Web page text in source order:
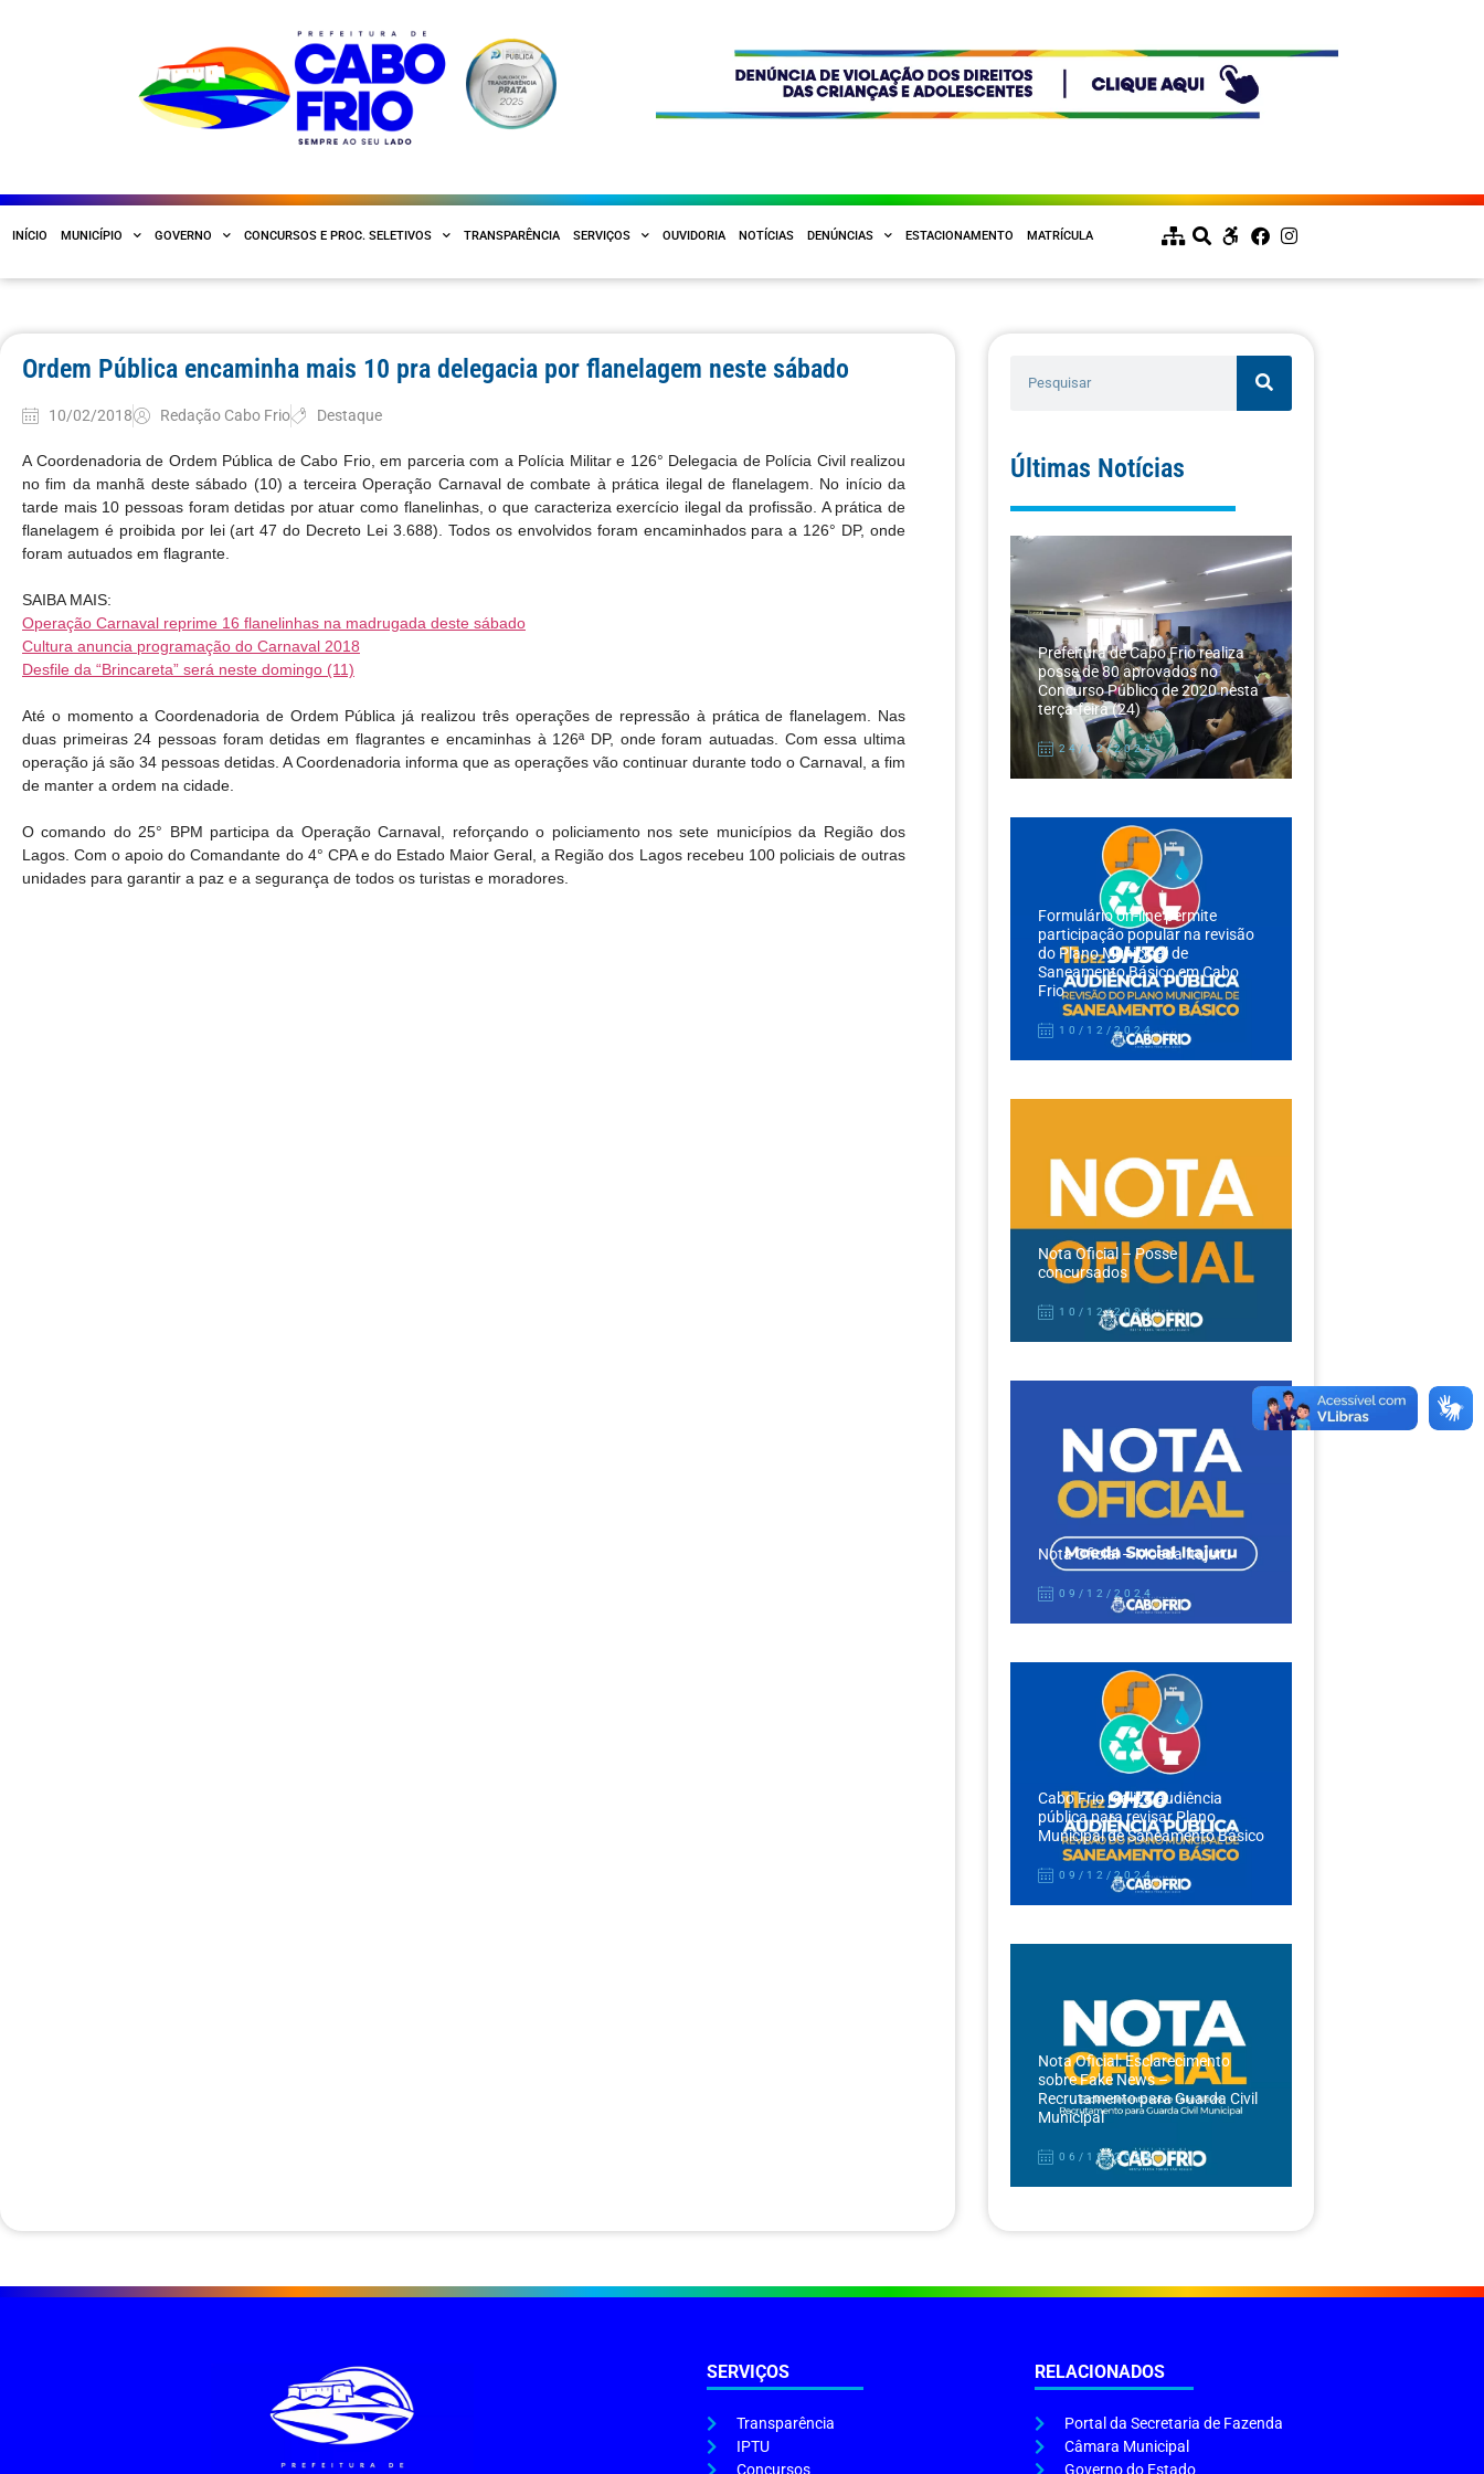
INÍCIO MUNICÍPIO GOVERNO CONCURSOS E PROC. SELETIVOS TRANSPARÊNCIA SERVIÇOS OUVIDORIA NOTÍCIAS DENÚNCIAS ESTACIONAMENTO MATRÍCULA
Ordem Pública encaminha mais 10 pra delegacia por flanelagem neste sábado
10/02/2018 Redação Cabo Frio Destaque
A Coordenadoria de Ordem Pública de Cabo Frio, em parceria com a Polícia Militar e 126° Delegacia de Polícia Civil realizou
no fim da manhã deste sábado (10) a terceira Operação Carnaval de combate à prática ilegal de flanelagem. No início da
tarde mais 10 pessoas foram detidas por atuar como flanelinhas, o que caracteriza exercício ilegal da profissão. A prática de
flanelagem é proibida por lei (art 47 do Decreto Lei 3.688). Todos os envolvidos foram encaminhados para a 126° DP, onde
foram autuados em flagrante.
SAIBA MAIS:
Operação Carnaval reprime 16 flanelinhas na madrugada deste sábado
Cultura anuncia programação do Carnaval 2018
Desfile da “Brincareta” será neste domingo (11)
Até o momento a Coordenadoria de Ordem Pública já realizou três operações de repressão à prática de flanelagem. Nas
duas primeiras 24 pessoas foram detidas em flagrantes e encaminhas à 126ª DP, onde foram autuadas. Com essa ultima
operação já são 34 pessoas detidas. A Coordenadoria informa que as operações vão continuar durante todo o Carnaval, a fim
de manter a ordem na cidade.
O comando do 25° BPM participa da Operação Carnaval, reforçando o policiamento nos sete municípios da Região dos
Lagos. Com o apoio do Comandante do 4° CPA e do Estado Maior Geral, a Região dos Lagos recebeu 100 policiais de outras
unidades para garantir a paz e a segurança de todos os turistas e moradores.
Últimas Notícias
Prefeitura de Cabo Frio realiza
posse de 80 aprovados no
Concurso Público de 2020 nesta
terça-feira (24)
24/12/2024
Formulário on-line permite
participação popular na revisão
do Plano Municipal de
Saneamento Básico em Cabo
Frio
10/12/2024
Nota Oficial – Posse
concursados
10/12/2024
Nota Oficial – Moeda Itajuru
09/12/2024
Cabo Frio realiza audiência
pública para revisar Plano
Municipal de Saneamento Básico
09/12/2024
Nota Oficial: Esclarecimento
sobre Fake News –
Recrutamento para Guarda Civil
Municipal
06/12/2024
SERVIÇOS
Transparência
IPTU
Concursos
RELACIONADOS
Portal da Secretaria de Fazenda
Câmara Municipal
Governo do Estado